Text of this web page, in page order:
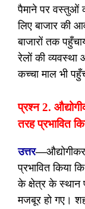
पैमाने पर वस्तुओं
लिए बाजार की
बाजारों तक
रेलों की
कच्चा माल भी
प्रश्न 2.
तरह प्रभावित
उत्तर—
प्रभावित किया
के क्षेत्र के स्थान
मजबूर हो गए।